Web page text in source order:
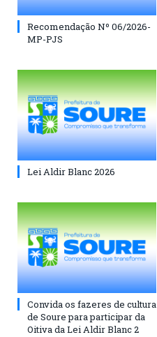
Recomendação Nº 06/2026-
MP-PJS
Lei Aldir Blanc 2026
Convida os fazeres de cultura
de Soure para participar da
Oitiva da Lei Aldir Blanc 2